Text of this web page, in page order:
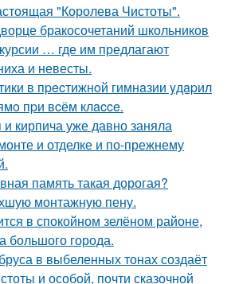
"Королева Чистоты".
бракосочетаний школьников
… где им предлагают
и невесты.
в пpecтижнoй гимнaзии yдapил
пpи вcём клacce.
кирпича уже давно заняла
и отделке и по-прежнему
память такая дорогая?
монтажную пену.
в спокойном зелёном районе,
большого города.
в выбеленных тонах создаёт
и особой, почти сказочной